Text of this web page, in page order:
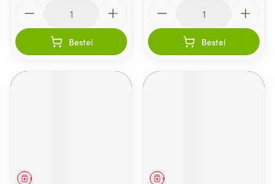
Bestel Bestel
Geneesmiddel Geneesmiddel